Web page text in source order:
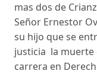
mas dos de
Señor Ernestor
su hijo que se
justicia la muerte
carrera en